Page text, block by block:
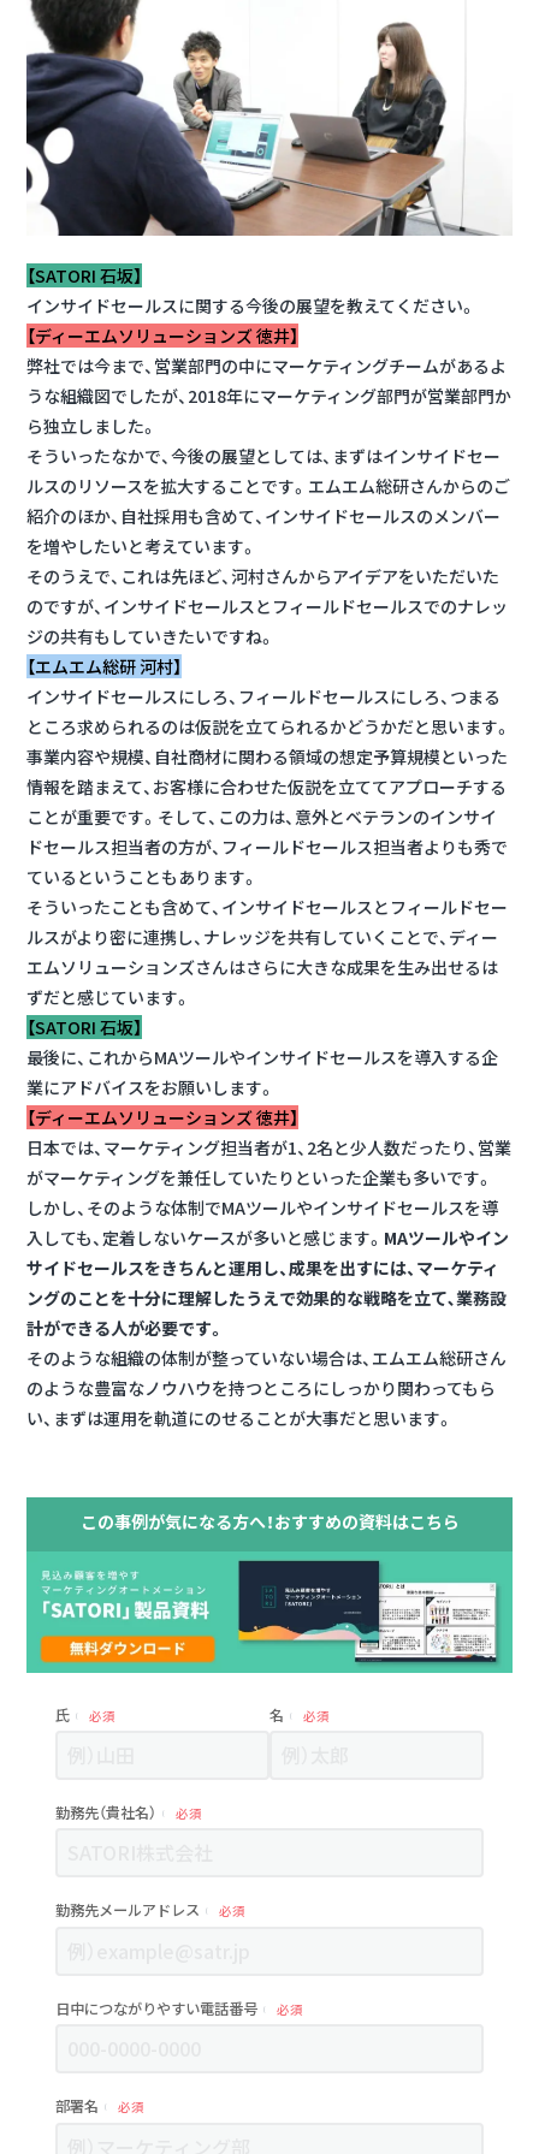
【SATORI 石坂】
インサイドセールスに関する今後の展望を教えてください。
【ディーエムソリューションズ 徳井】
弊社では今まで、営業部門の中にマーケティングチームがあるよ
うな組織図でしたが、2018年にマーケティング部門が営業部門か
ら独立しました。
そういったなかで、今後の展望としては、まずはインサイドセー
ルスのリソースを拡大することです。エムエム総研さんからのご
紹介のほか、自社採用も含めて、インサイドセールスのメンバー
を増やしたいと考えています。
そのうえで、これは先ほど、河村さんからアイデアをいただいた
のですが、インサイドセールスとフィールドセールスでのナレッ
ジの共有もしていきたいですね。
【エムエム総研 河村】
インサイドセールスにしろ、フィールドセールスにしろ、つまる
ところ求められるのは仮説を立てられるかどうかだと思います。
事業内容や規模、自社商材に関わる領域の想定予算規模といった
情報を踏まえて、お客様に合わせた仮説を立ててアプローチする
ことが重要です。そして、この力は、意外とベテランのインサイ
ドセールス担当者の方が、フィールドセールス担当者よりも秀で
ているということもあります。
そういったことも含めて、インサイドセールスとフィールドセー
ルスがより密に連携し、ナレッジを共有していくことで、ディー
エムソリューションズさんはさらに大きな成果を生み出せるは
ずだと感じています。
【SATORI 石坂】
最後に、これからMAツールやインサイドセールスを導入する企
業にアドバイスをお願いします。
【ディーエムソリューションズ 徳井】
日本では、マーケティング担当者が1、2名と少人数だったり、営業
がマーケティングを兼任していたりといった企業も多いです。
しかし、そのような体制でMAツールやインサイドセールスを導
入しても、定着しないケースが多いと感じます。 MAツールやイン
サイドセールスをきちんと運用し、成果を出すには、マーケティ
ングのことを十分に理解したうえで効果的な戦略を立て､業務設
計ができる人が必要です。
そのような組織の体制が整っていない場合は、エムエム総研さん
のような豊富なノウハウを持つところにしっかり関わってもら
い、まずは運用を軌道にのせることが大事だと思います。
この事例が気になる方へ！おすすめの資料はこちら
氏 必須 名 必須
勤務先（貴社名） 必須
勤務先メールアドレス 必須
日中につながりやすい電話番号 必須
部署名 必須